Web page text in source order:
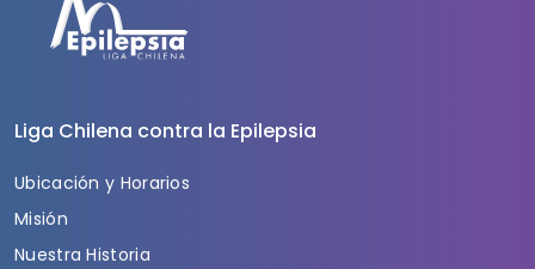
Liga Chilena contra la Epilepsia
Ubicación y Horarios
Misión
Nuestra Historia